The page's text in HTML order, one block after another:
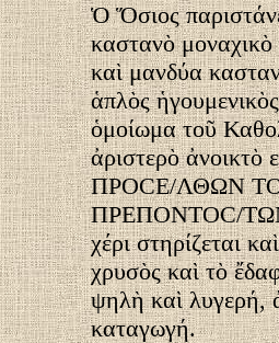
Ὁ Ὅσιος
καστανὸ
καὶ μανδύα
ἁπλὸς
ὁμοίωμα τοῦ
ἀριστερὸ
ΠPOCE/ΛΘΩΝ
ΠPEΠONTOC/
χέρι στηρίζεται
χρυσὸς καὶ τὸ
ψηλὴ καὶ λυγερή,
καταγωγή.